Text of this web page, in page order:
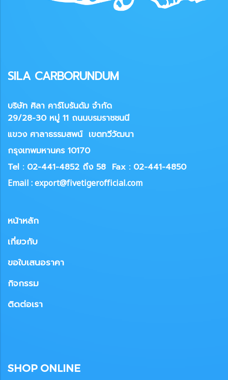
SILA CARBORUNDUM
บริษัท ศิลา คาร์โบรันดัม จำกัด
29/28-30 หมู่ 11 ถนนบรมราชชนนี
แขวง ศาลาธรรมสพน์ เขตทวีวัฒนา
กรุงเทพมหานคร 10170
Tel : 02-441-4852 ถึง 58 Fax : 02-441-4850
Email : export@fivetigerofficial.com
หน้าหลัก
เกี่ยวกับ
ขอใบเสนอราคา
กิจกรรม
ติดต่อเรา
SHOP ONLINE